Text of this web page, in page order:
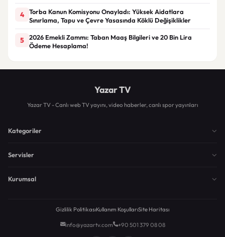
4
Torba Kanun Komisyonu Onayladı: Yüksek Aidatlara
Sınırlama, Tapu ve Çevre Yasasında Köklü Değişiklikler
5
2026 Emekli Zammı: Taban Maaş Bilgileri ve 20 Bin Lira
Ödeme Hesaplama!
Yazar TV
Yazar TV - Canlı web TV yayını, video haberler, canlı spor yayınları
Kategoriler
Servisler
Kurumsal
Gizlilik PolitikasıKullanım KoşullarıSite Haritası
info@yazartv.com +90 501 379 08 08